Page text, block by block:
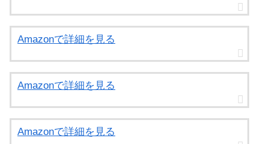
Amazonで詳細を見る
Amazonで詳細を見る
Amazonで詳細を見る